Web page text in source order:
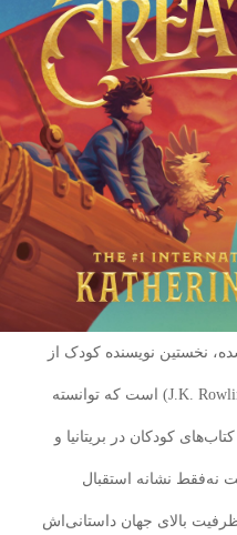
نویسنده کودک از
بریتانیا پس از جی. کی. رولینگ (J.K. Rowling) است که توانسته
در بریتانیا و
نشانه استقبال
بالای جهان داستانی‌اش